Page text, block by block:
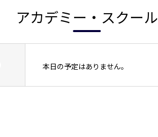
アカデミー・スクール
本日の予定はありません。